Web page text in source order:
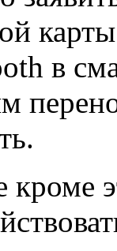
в
кроме